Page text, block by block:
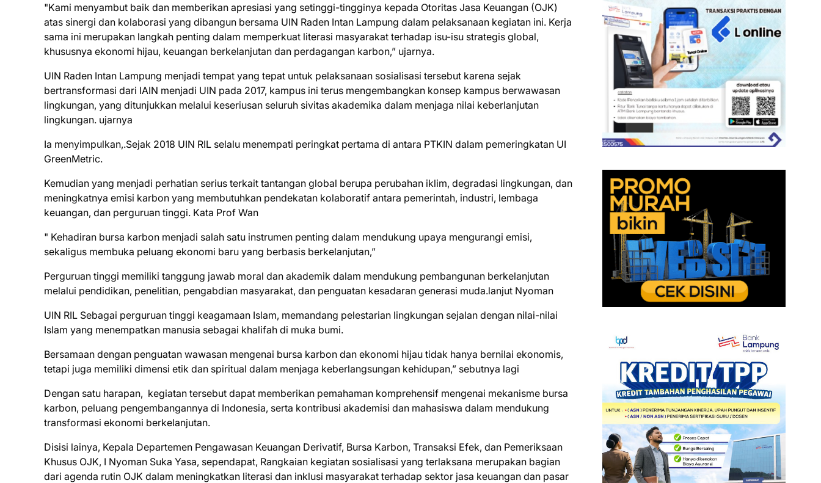
"Kami menyambut baik dan memberikan apresiasi yang setinggi-tingginya kepada Otoritas Jasa Keuangan (OJK)
atas sinergi dan kolaborasi yang dibangun bersama UIN Raden Intan Lampung dalam pelaksanaan kegiatan ini. Kerja
sama ini merupakan langkah penting dalam memperkuat literasi masyarakat terhadap isu-isu strategis global,
khususnya ekonomi hijau, keuangan berkelanjutan dan perdagangan karbon,” ujarnya.
UIN Raden Intan Lampung menjadi tempat yang tepat untuk pelaksanaan sosialisasi tersebut karena sejak
bertransformasi dari IAIN menjadi UIN pada 2017, kampus ini terus mengembangkan konsep kampus berwawasan
lingkungan, yang ditunjukkan melalui keseriusan seluruh sivitas akademika dalam menjaga nilai keberlanjutan
lingkungan. ujarnya
Ia menyimpulkan,.Sejak 2018 UIN RIL selalu menempati peringkat pertama di antara PTKIN dalam pemeringkatan UI
GreenMetric.
Kemudian yang menjadi perhatian serius terkait tantangan global berupa perubahan iklim, degradasi lingkungan, dan
meningkatnya emisi karbon yang membutuhkan pendekatan kolaboratif antara pemerintah, industri, lembaga
keuangan, dan perguruan tinggi. Kata Prof Wan
" Kehadiran bursa karbon menjadi salah satu instrumen penting dalam mendukung upaya mengurangi emisi,
sekaligus membuka peluang ekonomi baru yang berbasis berkelanjutan,”
Perguruan tinggi memiliki tanggung jawab moral dan akademik dalam mendukung pembangunan berkelanjutan
melalui pendidikan, penelitian, pengabdian masyarakat, dan penguatan kesadaran generasi muda.lanjut Nyoman
UIN RIL Sebagai perguruan tinggi keagamaan Islam, memandang pelestarian lingkungan sejalan dengan nilai-nilai
Islam yang menempatkan manusia sebagai khalifah di muka bumi.
Bersamaan dengan penguatan wawasan mengenai bursa karbon dan ekonomi hijau tidak hanya bernilai ekonomis,
tetapi juga memiliki dimensi etik dan spiritual dalam menjaga keberlangsungan kehidupan,” sebutnya lagi
Dengan satu harapan, kegiatan tersebut dapat memberikan pemahaman komprehensif mengenai mekanisme bursa
karbon, peluang pengembangannya di Indonesia, serta kontribusi akademisi dan mahasiswa dalam mendukung
transformasi ekonomi berkelanjutan.
Disisi lainya, Kepala Departemen Pengawasan Keuangan Derivatif, Bursa Karbon, Transaksi Efek, dan Pemeriksaan
Khusus OJK, I Nyoman Suka Yasa, sependapat, Rangkaian kegiatan sosialisasi yang terlaksana merupakan bagian
dari agenda rutin OJK dalam meningkatkan literasi dan inklusi masyarakat terhadap sektor jasa keuangan dan pasar